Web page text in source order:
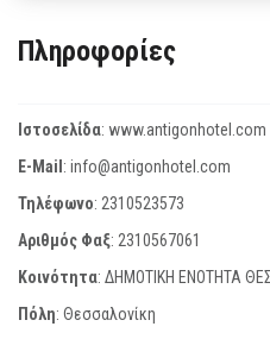
Πληροφορίες
Ιστοσελίδα: www.antigonhotel.com
E-Mail: info@antigonhotel.com
Τηλέφωνο: 2310523573
Αριθμός Φαξ: 2310567061
Κοινότητα: ΔΗΜΟΤΙΚΗ ΕΝΟΤΗΤΑ
Πόλη: Θεσσαλονίκη